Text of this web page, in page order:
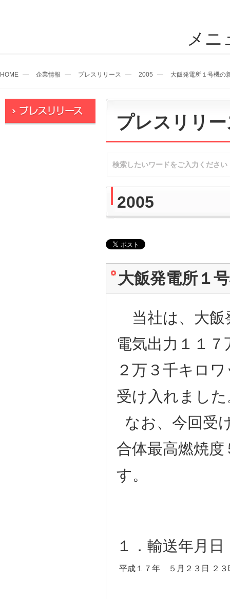
メニ
HOME 企業情報 プレスリリース 2005 大飯発電所１号機の
プレスリリ
2005
大飯発電所１
当社は、大飯
電気出力１１
２万３千キロ
受け入れまし
なお、今回受
合体最高燃焼
す。
１．輸送年月日
平成１７年 ５月２３日 ２３